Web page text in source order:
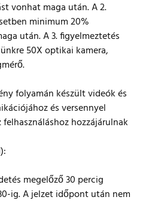
vonhat maga után. A 2.
minimum 20%
után. A 3. figyelmeztetés
50X optikai kamera,
folyamán készült videók és
és versennyel
hozzájárulnak
megelőző 30 percig
ig. A jelzet időpont után nem